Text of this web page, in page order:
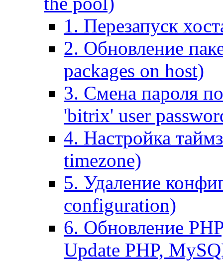
1. Перезапуск
2. Обновление
packages on host)
3. Смена пароля
'bitrix' user
4. Настройка
timezone)
5. Удаление
configuration)
6. Обновление
Update PHP,